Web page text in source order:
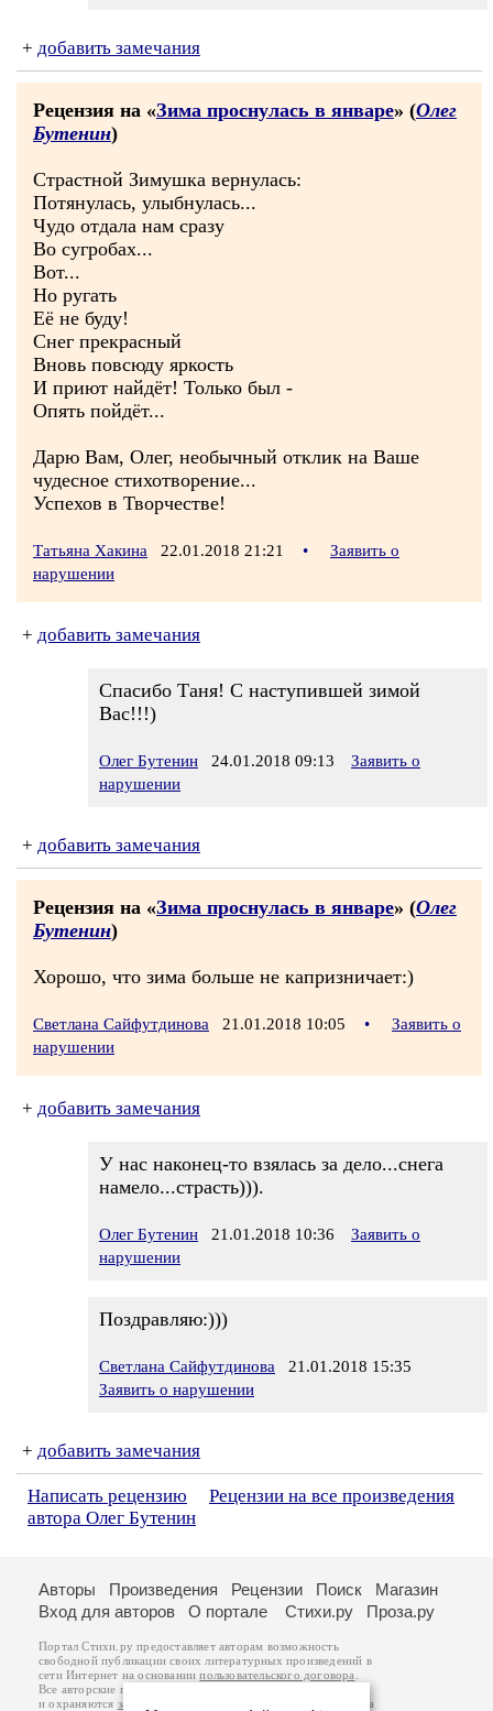
+ добавить замечания
Рецензия на «Зима проснулась в январе» (Олег
Бутенин)
Страстной Зимушка вернулась:
Потянулась, улыбнулась...
Чудо отдала нам сразу
Во сугробах...
Вот...
Но ругать
Её не буду!
Снег прекрасный
Вновь повсюду яркость
И приют найдёт! Только был -
Опять пойдёт...
Дарю Вам, Олег, необычный отклик на Ваше
чудесное стихотворение...
Успехов в Творчестве!
Татьяна Хакина 22.01.2018 21:21 •
Заявить о
нарушении
+ добавить замечания
Спасибо Таня! С наступившей зимой
Вас!!!)
Олег Бутенин 24.01.2018 09:13
Заявить о
нарушении
+ добавить замечания
Рецензия на «Зима проснулась в январе» (Олег
Бутенин)
Хорошо, что зима больше не капризничает:)
Светлана Сайфутдинова 21.01.2018 10:05 •
Заявить о
нарушении
+ добавить замечания
У нас наконец-то взялась за дело...снега
намело...страсть))).
Олег Бутенин 21.01.2018 10:36
Заявить о
нарушении
Поздравляю:)))
Светлана Сайфутдинова 21.01.2018 15:35
Заявить о нарушении
+ добавить замечания
Написать рецензию
Рецензии на все произведения
автора Олег Бутенин
Авторы Произведения Рецензии Поиск
Магазин
Вход для авторов
О портале Стихи.ру Проза.ру
Портал Стихи.ру предоставляет авторам возможность
свободной публикации своих литературных произведений в
сети Интернет на основаниипользовательского договора
Все авторские права на произведения принадлежат авторам
и охраняются законом . Перепечатка произведений возможна